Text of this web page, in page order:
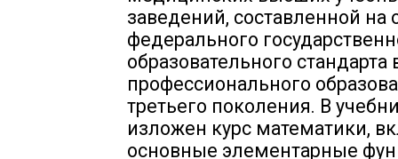
заведений, составленной на
федерального
образовательного
профессионального
третьего поколения. В
изложен курс математики,
основные элементарные